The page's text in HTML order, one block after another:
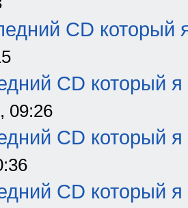
CD который
CD который я
09:26
CD который я
CD который я